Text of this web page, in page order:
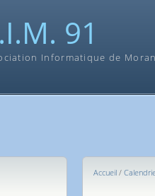
91
Informatique de
Accueil